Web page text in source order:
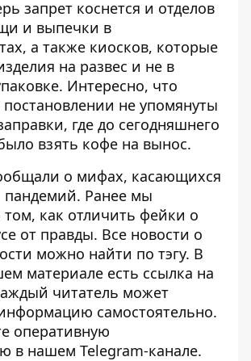
запрет коснется и отделов
и выпечки в
а также киосков, которые
на развес и не в
Интересно, что
не упомянуты
где до сегодняшнего
взять кофе на вынос.
о мифах, касающихся
Ранее мы
как отличить фейки о
от правды. Все новости о
можно найти по тэгу. В
материале есть ссылка на
читатель может
самостоятельно.
оперативную
в нашем Telegram-канале.